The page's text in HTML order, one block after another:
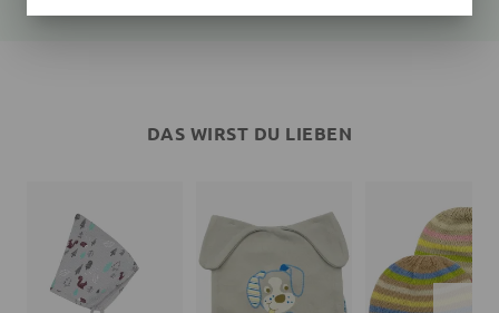
DAS WIRST DU LIEBEN